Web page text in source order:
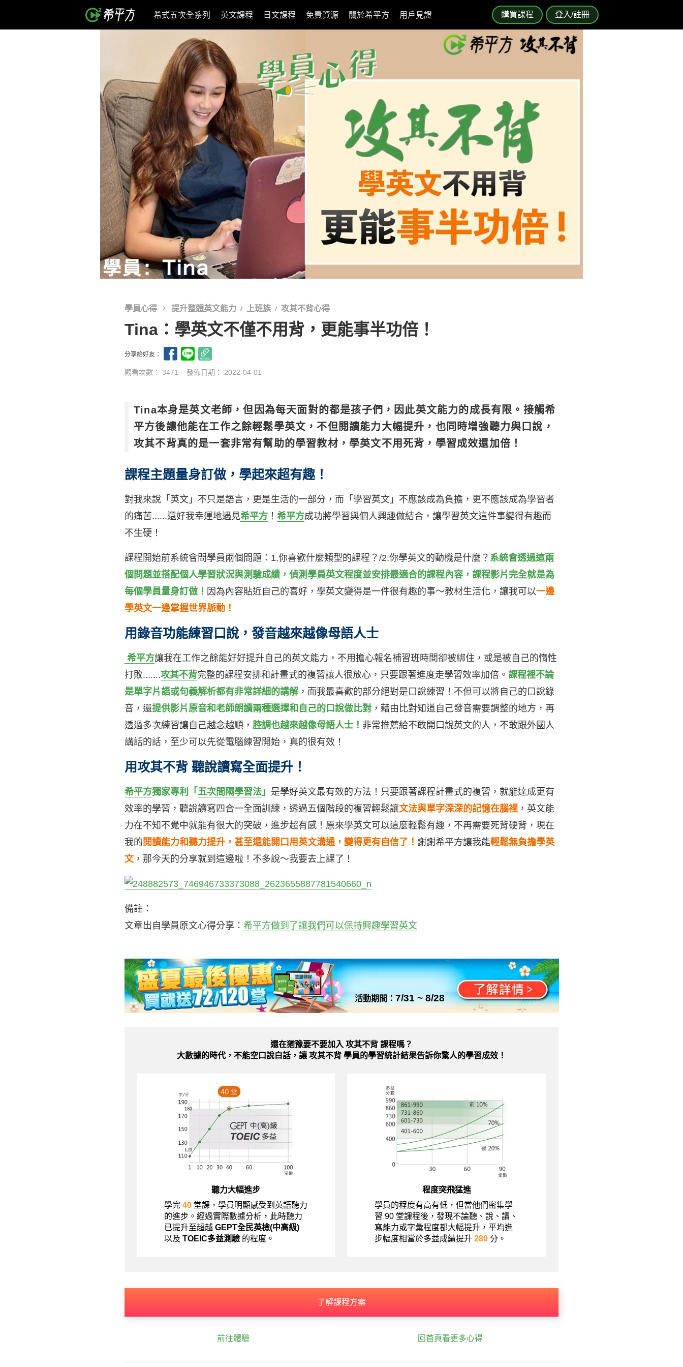
購買課程 登入/註冊
希式五次全系列 英文課程 日文課程 免費資源 關於希平方 用戶見證
學員心得 提升整體英文能力 上班族 攻其不背心得
Tina：學英文不僅不用背，更能事半功倍！
分享給好友：
觀看次數： 3471 發佈日期： 2022-04-01
Tina本身是英文老師，但因為每天面對的都是孩子們，因此英文能力的成長有限。接觸希
平方後讓他能在工作之餘輕鬆學英文，不但閱讀能力大幅提升，也同時增強聽力與口說，
攻其不背真的是一套非常有幫助的學習教材，學英文不用死背，學習成效還加倍！
課程主題量身訂做，學起來超有趣！
對我來說「英文」不只是語言，更是生活的一部分，而「學習英文」不應該成為負擔，更不應該成為學習者
的痛苦......還好我幸運地遇見希平方 ！ 希平方成功將學習與個人興趣做結合，讓學習英文這件事變得有趣而
不生硬！
課程開始前系統會問學員兩個問題：1.你喜歡什麼類型的課程？/2.你學英文的動機是什麼？ 系統會透過這兩
個問題並搭配個人學習狀況與測驗成績，偵測學員英文程度並安排最適合的課程內容，課程影片完全就是為
每個學員量身訂做！ 因為內容貼近自己的喜好，學英文變得是一件很有趣的事～教材生活化，讓我可以一邊
學英文一邊掌握世界脈動！
用錄音功能練習口說，發音越來越像母語人士
希平方讓我在工作之餘能好好提升自己的英文能力，不用擔心報名補習班時間卻被綁住，或是被自己的惰性
打敗.......攻其不背完整的課程安排和計畫式的複習讓人很放心，只要跟著進度走學習效率加倍。 課程裡不論
是單字片語或句義解析都有非常詳細的講解 ，而我最喜歡的部分絕對是口說練習！不但可以將自己的口說錄
音，還提供影片原音和老師朗讀兩種選擇和自己的口說做比對 ，藉由比對知道自己發音需要調整的地方，再
透過多次練習讓自己越念越順， 腔調也越來越像母語人士！ 非常推薦給不敢開口說英文的人，不敢跟外國人
講話的話，至少可以先從電腦練習開始，真的很有效！
用攻其不背 聽說讀寫全面提升！
希平方獨家專利 「 五次間隔學習法 」 是學好英文最有效的方法！只要跟著課程計畫式的複習，就能達成更有
效率的學習，聽說讀寫四合一全面訓練，透過五個階段的複習輕鬆讓文法與單字深深的記憶在腦裡 ，英文能
力在不知不覺中就能有很大的突破，進步超有感！原來學英文可以這麼輕鬆有趣，不再需要死背硬背，現在
我的 閱讀能力和聽力提升，甚至還能開口用英文溝通，變得更有自信了！ 謝謝希平方讓我能輕鬆無負擔學英
文，那今天的分享就到這邊啦！不多說～我要去上課了！
備註：
文章出自學員原文心得分享： 希平方做到了讓我們可以保持興趣學習英文
活動期間：7/31 ~ 8/28
還在猶豫要不要加入 攻其不背 課程嗎？
大數據的時代，不能空口說白話，讓 攻其不背 學員的學習統計結果告訴你驚人的學習成效！
聽力大幅進步
學完 40 堂課，學員明顯感受到英語聽力
的進步。經過實際數據分析，此時聽力
已提升至超越 GEPT全民英檢(中高級)
以及 TOEIC多益測驗 的程度。
程度突飛猛進
學員的程度有高有低，但當他們密集學
習 90 堂課程後，發現不論聽、說、讀、
寫能力或字彙程度都大幅提升，平均進
步幅度相當於多益成績提升 280 分。
了解課程方案
前往體驗 回首頁看更多心得